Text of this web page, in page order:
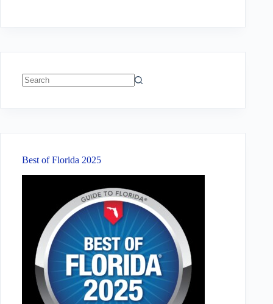
Best of Florida 2025